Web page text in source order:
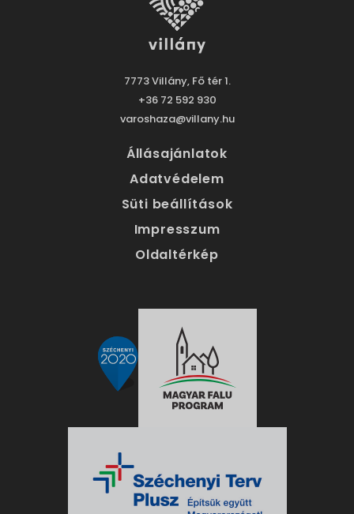
7773 Villány, Fő tér 1.
+36 72 592 930
varoshaza@villany.hu
Állásajánlatok
Adatvédelem
Süti beállítások
Impresszum
Oldaltérkép